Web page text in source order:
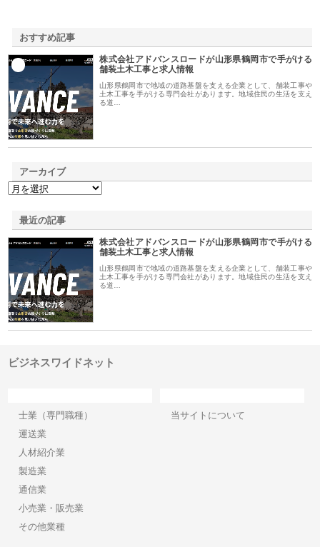
おすすめ記事
株式会社アドバンスロードが山形県鶴岡市で手がける
舗装土木工事と求人情報
山形県鶴岡市で地域の道路基盤を支える企業として、舗装工事や
土木工事を手がける専門会社があります。地域住民の生活を支え
る道…
アーカイブ
最近の記事
株式会社アドバンスロードが山形県鶴岡市で手がける
舗装土木工事と求人情報
山形県鶴岡市で地域の道路基盤を支える企業として、舗装工事や
土木工事を手がける専門会社があります。地域住民の生活を支え
る道…
ビジネスワイドネット
士業（専門職種）
運送業
人材紹介業
製造業
通信業
小売業・販売業
その他業種
当サイトについて